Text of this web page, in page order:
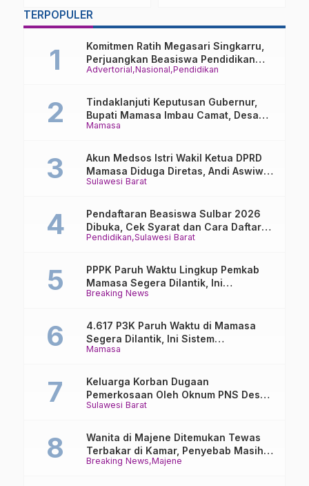
Ambruk, Tiga Desa
TERPOPULER
Advertorial Nasional Pendidikan
Komitmen Ratih Megasari Singkarru,
Perjuangkan Beasiswa Pendidikan
Dari PAUD Hingga Perguruan Tinggi
Mamasa
Tindaklanjuti Keputusan Gubernur,
Bupati Mamasa Imbau Camat, Desa
dan Lurah
Sulawesi Barat
Akun Medsos Istri Wakil Ketua DPRD
Mamasa Diduga Diretas, Andi Aswiwin
Buka Suara
Pendidikan Sulawesi Barat
Pendaftaran Beasiswa Sulbar 2026
Dibuka, Cek Syarat dan Cara Daftar
Online
Breaking News
PPPK Paruh Waktu Lingkup Pemkab
Mamasa Segera Dilantik, Ini
Jadwalnya!
Mamasa
4.617 P3K Paruh Waktu di Mamasa
Segera Dilantik, Ini Sistem
Penggajiannya!
Sulawesi Barat
Keluarga Korban Dugaan
Pemerkosaan Oleh Oknum PNS Desak
Transparansi Kejari Mamasa
Breaking News Majene
Wanita di Majene Ditemukan Tewas
Terbakar di Kamar, Penyebab Masih
Misterius